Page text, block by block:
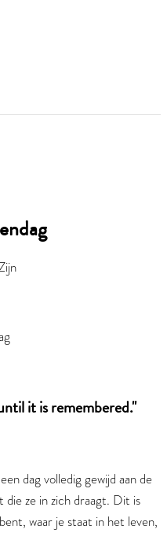
it is remembered."
dag volledig gewijd aan de
die ze in zich draagt. Dit is
waar je staat in het leven,